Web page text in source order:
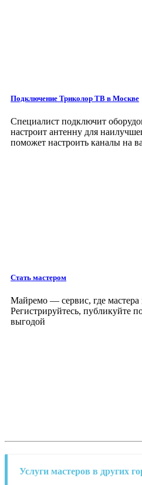
Подключение Триколор ТВ в Москве
Специалист подключит
настроит антенну для
поможет настроить каналы на
Стать мастером
Майремо — сервис, где мастера
Регистрируйтесь, публикуйте
выгодой
Услуги мастеров в других